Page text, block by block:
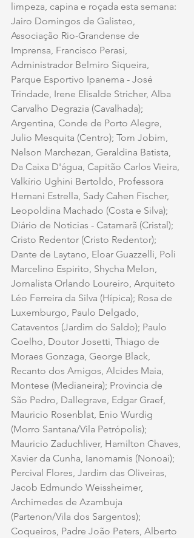
limpeza, capina e roçada esta semana:
Jairo Domingos de Galisteo,
Associação Rio-Grandense de
Imprensa, Francisco Perasi,
Administrador Belmiro Siqueira,
Parque Esportivo Ipanema - José
Trindade, Irene Elisalde Stricher, Alba
Carvalho Degrazia (Cavalhada);
Argentina, Conde de Porto Alegre,
Julio Mesquita (Centro); Tom Jobim,
Nelson Marchezan, Geraldina Batista,
Da Caixa D'água, Capitão Carlos Vieira,
Valkírio Ughini Bertoldo, Professora
Hernani Estrella, Sady Cahen Fischer,
Leopoldina Machado (Costa e Silva);
Diário de Noticias - Catamarã (Cristal);
Cristo Redentor (Cristo Redentor);
Dante de Laytano, Eloar Guazzelli, Poli
Marcelino Espirito, Shycha Melon,
Jornalista Orlando Loureiro, Arquiteto
Léo Ferreira da Silva (Hípica); Rosa de
Luxemburgo, Paulo Delgado,
Cataventos (Jardim do Saldo); Paulo
Coelho, Doutor Josetti, Thiago de
Moraes Gonzaga, George Black,
Recanto dos Amigos, Alcides Maia,
Montese (Medianeira); Provincia de
São Pedro, Dallegrave, Edgar Graef,
Mauricio Rosenblat, Enio Wurdig
(Morro Santana/Vila Petrópolis);
Mauricio Zaduchliver, Hamilton Chaves,
Xavier da Cunha, Ianomamis (Nonoai);
Percival Flores, Jardim das Oliveiras,
Jacob Edmundo Weissheimer,
Archimedes de Azambuja
(Partenon/Vila dos Sargentos);
Coqueiros, Padre João Peters, Alberto